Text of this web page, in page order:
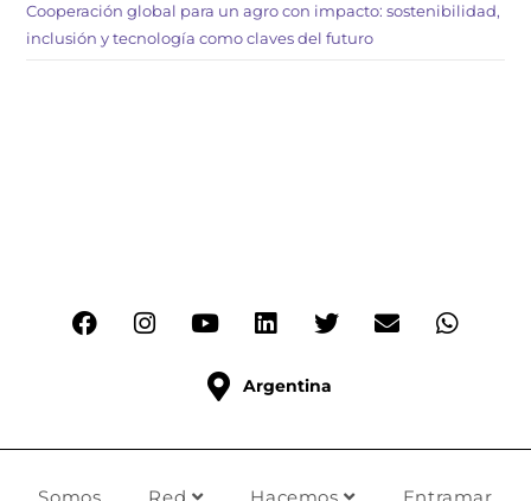
Cooperación global para un agro con impacto: sostenibilidad,
inclusión y tecnología como claves del futuro
Argentina